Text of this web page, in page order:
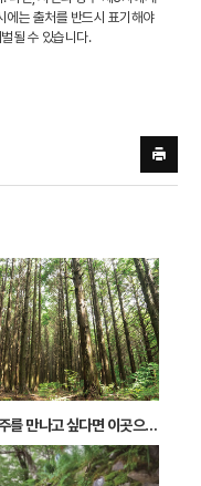
에는 출처를 반드시 표기해야
될 수 있습니다.
프린트
하기
날것의 제주를 만나고 싶다면 이곳으로!